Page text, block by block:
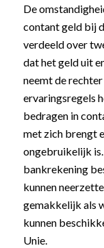
De
contant geld bij
verdeeld over
dat het geld uit
neemt de
ervaringsregels
bedragen in
met zich brengt
ongebruikelijk is.
bankrekening
kunnen
gemakkelijk als
kunnen
Unie.